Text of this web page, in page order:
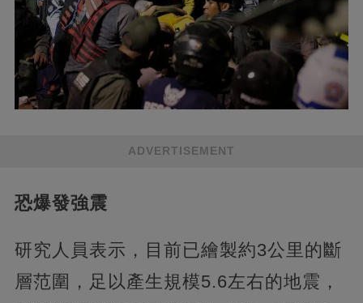
ADVERTISEMENT
恐爆發強震
研究人員表示，目前已繪製約3公里的斷
層范圍，足以產生規模5.6左右的地震，